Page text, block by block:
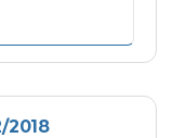
2018